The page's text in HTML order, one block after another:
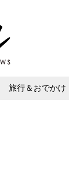
旅行＆おでかけ